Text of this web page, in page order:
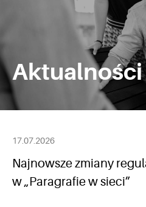
Aktualności
17.07.2026
Najnowsze zmiany
w „Paragrafie w sieci”